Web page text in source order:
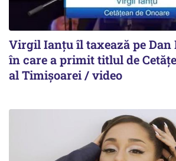
Virgil Ianțu îl taxează pe Dan
în care a primit titlul de
al Timișoarei / video